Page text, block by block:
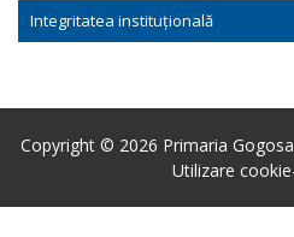
Integritatea instituțională
Copyright © 2026 Primaria
Utilizare